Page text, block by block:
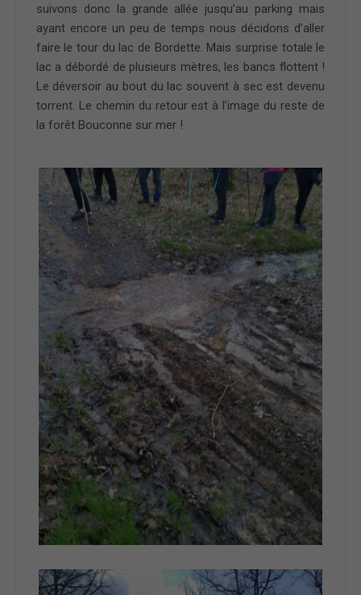
suivons donc la grande allée jusqu’au parking mais
ayant encore un peu de temps nous décidons d’aller
faire le tour du lac de Bordette. Mais surprise totale le
lac a débordé de plusieurs mètres, les bancs flottent !
Le déversoir au bout du lac souvent à sec est devenu
torrent. Le chemin du retour est à l’image du reste de
la forêt Bouconne sur mer !